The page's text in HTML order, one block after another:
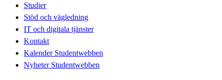
Studier
Stöd och vägledning
IT och digitala tjänster
Kontakt
Kalender Studentwebben
Nyheter Studentwebben